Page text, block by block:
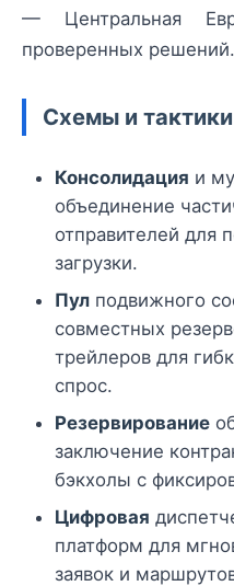
— Центральная
проверенных решений.
Схемы и тактики
Консолидация и
объединение
отправителей для
загрузки.
Пул подвижного
совместных
трейлеров для
спрос.
Резервирование
заключение
бэкхолы с
Цифровая
платформ для
заявок и